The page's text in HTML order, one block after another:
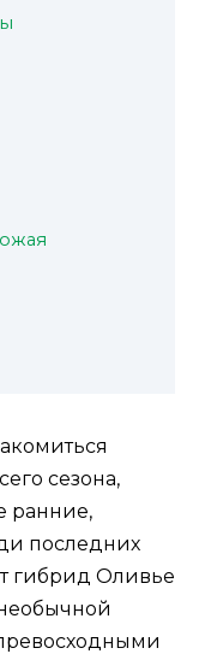
сезона,
ранние,
последних
гибрид Оливье